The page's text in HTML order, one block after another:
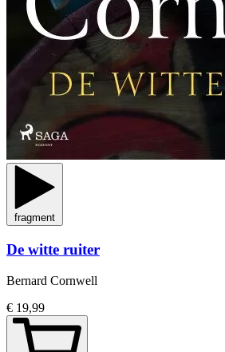
fragment
De witte ruiter
Bernard Cornwell
€ 19,99